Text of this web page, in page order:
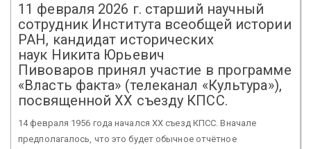
11 февраля 2026 г. старший научный
сотрудник Института всеобщей истории
РАН, кандидат исторических
наук Никита Юрьевич
Пивоваров принял участие в программе
«Власть факта» (телеканал «Культура»),
посвященной ХХ съезду КПСС.
14 февраля 1956 года начался ХХ съезд КПСС. Вначале
предполагалось, что это будет обычное отчётное